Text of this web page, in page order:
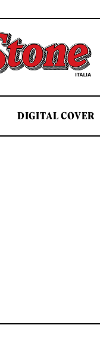
Italia
DIGITAL COVER